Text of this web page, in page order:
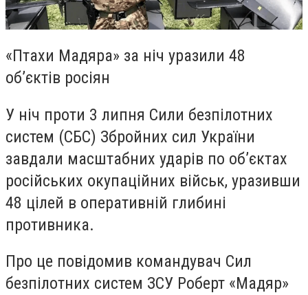
«Птахи Мадяра» за ніч уразили 48
об’єктів росіян
У ніч проти 3 липня Сили безпілотних
систем (СБС) Збройних сил України
завдали масштабних ударів по об’єктах
російських окупаційних військ, уразивши
48 цілей в оперативній глибині
противника.
Про це повідомив командувач Сил
безпілотних систем ЗСУ Роберт «Мадяр»